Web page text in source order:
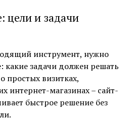
цели и задачи
инструмент, нужно
какие задачи должен решать
простых визитках,
интернет-магазинах – сайт-
быстрое решение без